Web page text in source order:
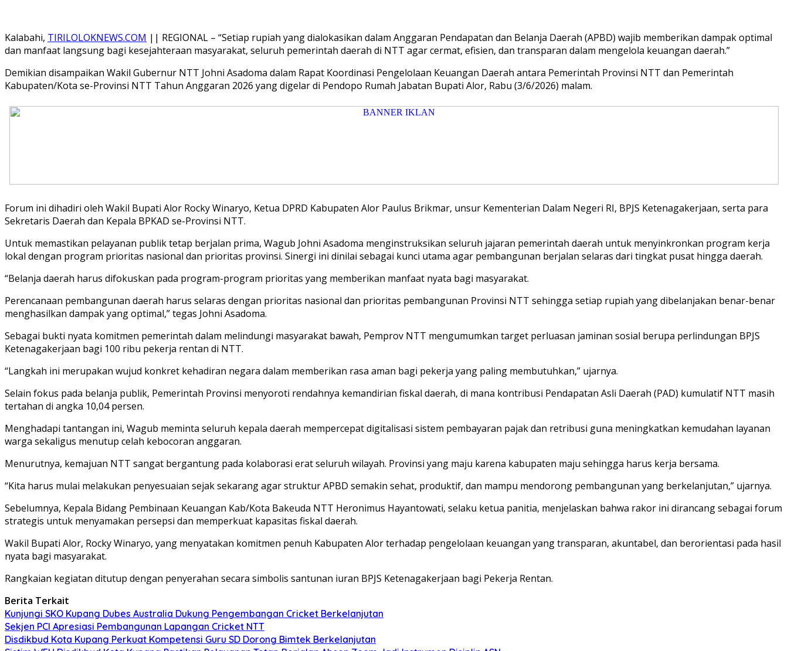
Kalabahi, TIRILOLOKNEWS.COM || REGIONAL – “Setiap rupiah yang dialokasikan dalam Anggaran Pendapatan dan Belanja Daerah (APBD) wajib memberikan dampak optimal
dan manfaat langsung bagi kesejahteraan masyarakat, seluruh pemerintah daerah di NTT agar cermat, efisien, dan transparan dalam mengelola keuangan daerah.”
Demikian disampaikan Wakil Gubernur NTT Johni Asadoma dalam Rapat Koordinasi Pengelolaan Keuangan Daerah antara Pemerintah Provinsi NTT dan Pemerintah
Kabupaten/Kota se-Provinsi NTT Tahun Anggaran 2026 yang digelar di Pendopo Rumah Jabatan Bupati Alor, Rabu (3/6/2026) malam.
Forum ini dihadiri oleh Wakil Bupati Alor Rocky Winaryo, Ketua DPRD Kabupaten Alor Paulus Brikmar, unsur Kementerian Dalam Negeri RI, BPJS Ketenagakerjaan, serta para
Sekretaris Daerah dan Kepala BPKAD se-Provinsi NTT.
Untuk memastikan pelayanan publik tetap berjalan prima, Wagub Johni Asadoma menginstruksikan seluruh jajaran pemerintah daerah untuk menyinkronkan program kerja
lokal dengan program prioritas nasional dan prioritas provinsi. Sinergi ini dinilai sebagai kunci utama agar pembangunan berjalan selaras dari tingkat pusat hingga daerah.
“Belanja daerah harus difokuskan pada program-program prioritas yang memberikan manfaat nyata bagi masyarakat.
Perencanaan pembangunan daerah harus selaras dengan prioritas nasional dan prioritas pembangunan Provinsi NTT sehingga setiap rupiah yang dibelanjakan benar-benar
menghasilkan dampak yang optimal,” tegas Johni Asadoma.
Sebagai bukti nyata komitmen pemerintah dalam melindungi masyarakat bawah, Pemprov NTT mengumumkan target perluasan jaminan sosial berupa perlindungan BPJS
Ketenagakerjaan bagi 100 ribu pekerja rentan di NTT.
“Langkah ini merupakan wujud konkret kehadiran negara dalam memberikan rasa aman bagi pekerja yang paling membutuhkan,” ujarnya.
Selain fokus pada belanja publik, Pemerintah Provinsi menyoroti rendahnya kemandirian fiskal daerah, di mana kontribusi Pendapatan Asli Daerah (PAD) kumulatif NTT masih
tertahan di angka 10,04 persen.
Menghadapi tantangan ini, Wagub meminta seluruh kepala daerah mempercepat digitalisasi sistem pembayaran pajak dan retribusi guna meningkatkan kemudahan layanan
warga sekaligus menutup celah kebocoran anggaran.
Menurutnya, kemajuan NTT sangat bergantung pada kolaborasi erat seluruh wilayah. Provinsi yang maju karena kabupaten maju sehingga harus kerja bersama.
“Kita harus mulai melakukan penyesuaian sejak sekarang agar struktur APBD semakin sehat, produktif, dan mampu mendorong pembangunan yang berkelanjutan,” ujarnya.
Sebelumnya, Kepala Bidang Pembinaan Keuangan Kab/Kota Bakeuda NTT Heronimus Hayantowati, selaku ketua panitia, menjelaskan bahwa rakor ini dirancang sebagai forum
strategis untuk menyamakan persepsi dan memperkuat kapasitas fiskal daerah.
Wakil Bupati Alor, Rocky Winaryo, yang menyatakan komitmen penuh Kabupaten Alor terhadap pengelolaan keuangan yang transparan, akuntabel, dan berorientasi pada hasil
nyata bagi masyarakat.
Rangkaian kegiatan ditutup dengan penyerahan secara simbolis santunan iuran BPJS Ketenagakerjaan bagi Pekerja Rentan.
Berita Terkait
Kunjungi SKO Kupang Dubes Australia Dukung Pengembangan Cricket Berkelanjutan
Sekjen PCI Apresiasi Pembangunan Lapangan Cricket NTT
Disdikbud Kota Kupang Perkuat Kompetensi Guru SD Dorong Bimtek Berkelanjutan